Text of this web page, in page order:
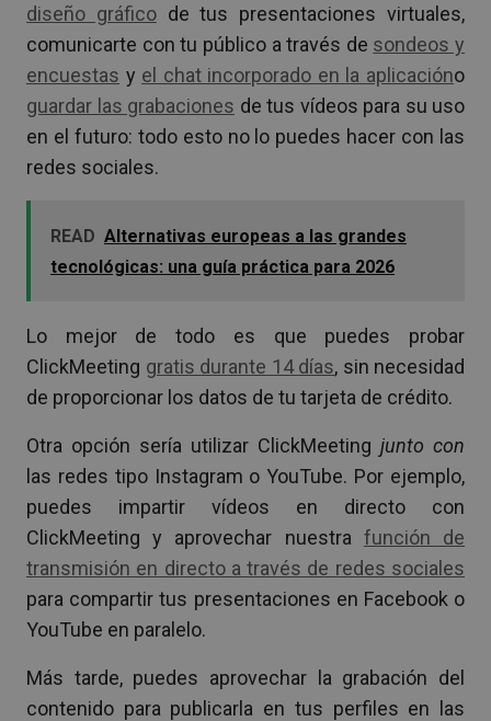
diseño gráficode tus presentaciones virtuales,
comunicarte con tu público a través de sondeos y
encuestas y el chat incorporado en la aplicacióno
guardar las grabaciones de tus vídeos para su uso
en el futuro: todo esto no lo puedes hacer con las
redes sociales.
READ Alternativas europeas a las grandes
tecnológicas: una guía práctica para 2026
Lo mejor de todo es que puedes probar
ClickMeeting gratis durante 14 días, sin necesidad
de proporcionar los datos de tu tarjeta de crédito.
Otra opción sería utilizar ClickMeeting junto con
las redes tipo Instagram o YouTube. Por ejemplo,
puedes impartir vídeos en directo con
ClickMeeting y aprovechar nuestra función de
transmisión en directo a través de redes sociales
para compartir tus presentaciones en Facebook o
YouTube en paralelo.
Más tarde, puedes aprovechar la grabación del
contenido para publicarla en tus perfiles en las